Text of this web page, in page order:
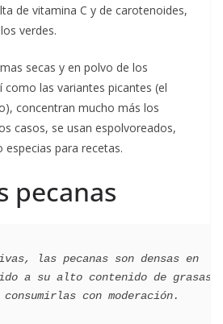
de vitamina C y de carotenoides,
verdes.
secas y en polvo de los
las variantes picantes (el
concentran mucho más los
casos, se usan espolvoreados,
para recetas.
pecanas
las pecanas son densas en
a su alto contenido de grasas.